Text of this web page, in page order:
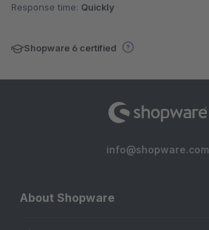
Response time: Quickly
Shopware 6 certified
info@shopware.com
About Shopware